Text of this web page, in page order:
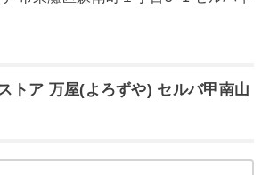
トア 万屋(よろずや) セルバ甲南山